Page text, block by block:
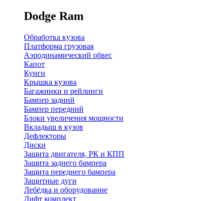
Dodge Ram
Обработка кузова
Платформа грузовая
Аэродинамический обвес
Капот
Кунги
Крышка кузова
Багажники и рейлинги
Бампер задний
Бампер передний
Блоки увеличения мощности
Вкладыш в кузов
Дефлекторы
Диски
Защита двигателя, РК и КПП
Защита заднего бампера
Защита переднего бампера
Защитные дуги
Лебёдка и оборудование
Лифт комплект